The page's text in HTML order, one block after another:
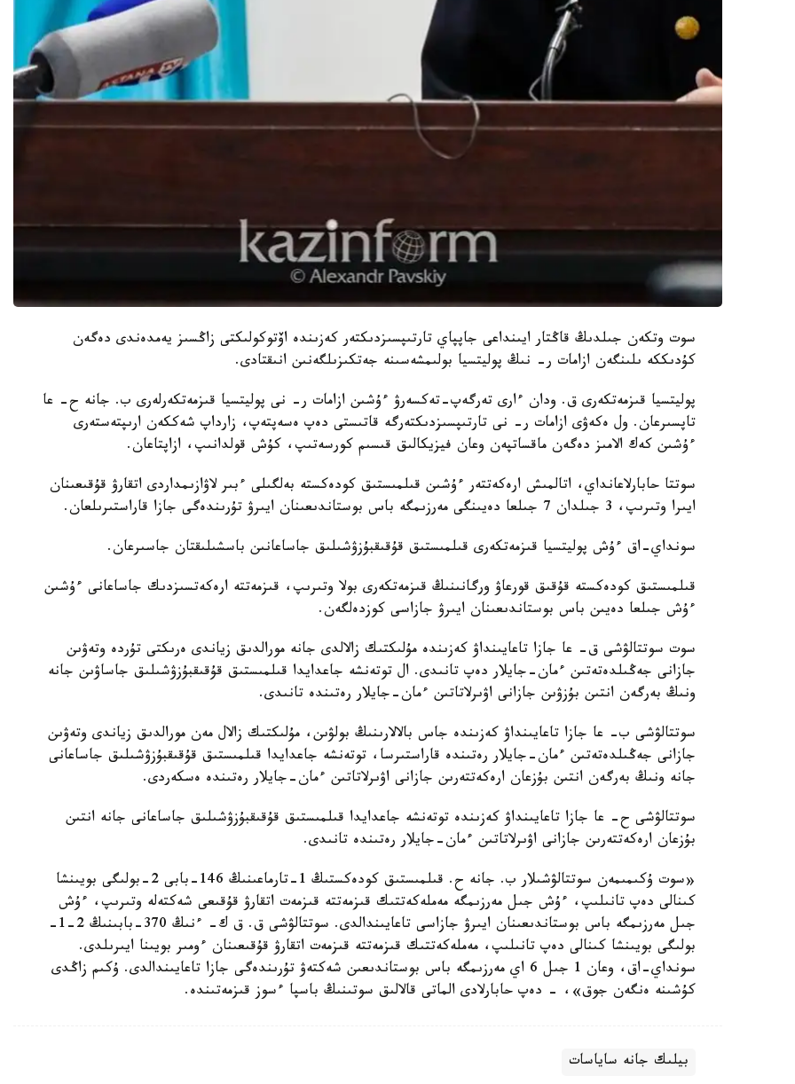
سوت وتكەن جىلدىڭ قاڭتار ايىنداعى جاپپاي تارتىپسىزدىكتەر كەزىندە اۆتوكولىكتى زاڭسىز يەمدەندى دەگەن
كۇدىككە ىلىنگەن ازامات ر- نىڭ پوليتسيا بولىمشەسىنە جەتكىزىلگەنىن انىقتادى.
پوليتسيا قىزمەتكەرى ق. ودان ءارى تەرگەپ-تەكسەرۋ ءۇشىن ازامات ر- نى پوليتسيا قىزمەتكەرلەرى ب. جانە ح- عا
تاپسىرعان. ول ەكەۋى ازامات ر- نى تارتىپسىزدىكتەرگە قاتىستى دەپ ەسەپتەپ، زارداپ شەككەن ارىپتەستەرى
ءۇشىن كەك الامىز دەگەن ماقساتپەن وعان فيزيكالىق قىسىم كورسەتىپ، كۇش قولدانىپ، ازاپتاعان.
سوتتا حابارلاعانداي، اتالمىش ارەكەتتەر ءۇشىن قىلمىستىق كودەكستە بەلگىلى ءبىر لاۋازىمداردى اتقارۋ قۇقىعىنان
ايىرا وتىرىپ، 3 جىلدان 7 جىلعا دەيىنگى مەرزىمگە باس بوستاندىعىنان ايىرۋ تۇرىندەگى جازا قاراستىرىلعان.
سونداي-اق ءۇش پوليتسيا قىزمەتكەرى قىلمىستىق قۇقىقبۇزۋشىلىق جاساعانىن باسشىلىقتان جاسىرعان.
قىلمىستىق كودەكستە قۇقىق قورعاۋ ورگانىنىڭ قىزمەتكەرى بولا وتىرىپ، قىزمەتتە ارەكەتسىزدىك جاساعانى ءۇشىن
ءۇش جىلعا دەيىن باس بوستاندىعىنان ايىرۋ جازاسى كوزدەلگەن.
سوت سوتتالۋشى ق- عا جازا تاعايىنداۋ كەزىندە مۇلىكتىك زالالدى جانە مورالدىق زياندى ەرىكتى تۇردە وتەۋىن
جازانى جەڭىلدەتەتىن ءمان-جايلار دەپ تانىدى. ال توتەنشە جاعدايدا قىلمىستىق قۇقىقبۇزۋشىلىق جاساۋىن جانە
ونىڭ بەرگەن انتىن بۇزۋىن جازانى اۋىرلاتاتىن ءمان-جايلار رەتىندە تانىدى.
سوتتالۋشى ب- عا جازا تاعايىنداۋ كەزىندە جاس بالالارىنىڭ بولۋىن، مۇلىكتىك زالال مەن مورالدىق زياندى وتەۋىن
جازانى جەڭىلدەتەتىن ءمان-جايلار رەتىندە قاراستىرسا، توتەنشە جاعدايدا قىلمىستىق قۇقىقبۇزۋشىلىق جاساعانى
جانە ونىڭ بەرگەن انتىن بۇزعان ارەكەتتەرىن جازانى اۋىرلاتاتىن ءمان-جايلار رەتىندە ەسكەردى.
سوتتالۋشى ح- عا جازا تاعايىنداۋ كەزىندە توتەنشە جاعدايدا قىلمىستىق قۇقىقبۇزۋشىلىق جاساعانى جانە انتىن
بۇزعان ارەكەتتەرىن جازانى اۋىرلاتاتىن ءمان-جايلار رەتىندە تانىدى.
«سوت ۇكىمىمەن سوتتالۋشىلار ب. جانە ح. قىلمىستىق كودەكستىڭ 1-تارماعىنىڭ 146-بابى 2-بولىگى بويىنشا
كىنالى دەپ تانىلىپ، ءۇش جىل مەرزىمگە مەملەكەتتىك قىزمەتتە قىزمەت اتقارۋ قۇقىعى شەكتەلە وتىرىپ، ءۇش
جىل مەرزىمگە باس بوستاندىعىنان ايىرۋ جازاسى تاعايىندالدى. سوتتالۋشى ق. ق ك- ءنىڭ 370-بابىنىڭ 2-1-
بولىگى بويىنشا كىنالى دەپ تانىلىپ، مەملەكەتتىك قىزمەتتە قىزمەت اتقارۋ قۇقىعىنان ءومىر بويىنا ايىرىلدى.
سونداي-اق، وعان 1 جىل 6 اي مەرزىمگە باس بوستاندىعىن شەكتەۋ تۇرىندەگى جازا تاعايىندالدى. ۇكىم زاڭدى
كۇشىنە ەنگەن جوق»، - دەپ حابارلادى الماتى قالالىق سوتىنىڭ باسپا ءسوز قىزمەتىندە.
بيلىك جانە ساياسات